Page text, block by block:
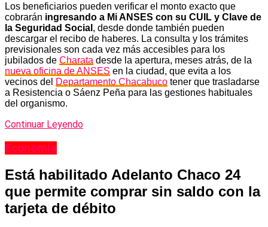
Los beneficiarios pueden verificar el monto exacto que
cobrarán ingresando a Mi ANSES con su CUIL y Clave de
la Seguridad Social , desde donde también pueden
descargar el recibo de haberes. La consulta y los trámites
previsionales son cada vez más accesibles para los
jubilados de Charata desde la apertura, meses atrás, de la
nueva oficina de ANSES en la ciudad, que evita a los
vecinos del Departamento Chacabuco tener que trasladarse
a Resistencia o Sáenz Peña para las gestiones habituales
del organismo.
Continuar Leyendo
Economía
Está habilitado Adelanto Chaco 24
que permite comprar sin saldo con la
tarjeta de débito